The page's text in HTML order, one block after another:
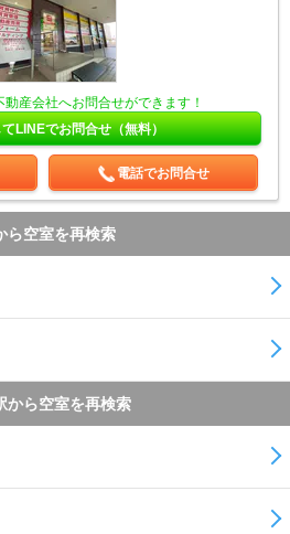
動産会社へお問合せができます！
LINEでお問合せ（無料）
電話でお問合せ
ら空室を再検索
から空室を再検索